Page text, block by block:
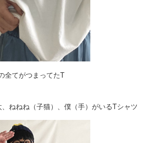
全てがつまってたT
ねねね（子猫）、僕（手）がいるTシャツ